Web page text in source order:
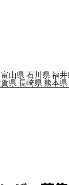
富山県 石川県 福井
県 長崎県 熊本県